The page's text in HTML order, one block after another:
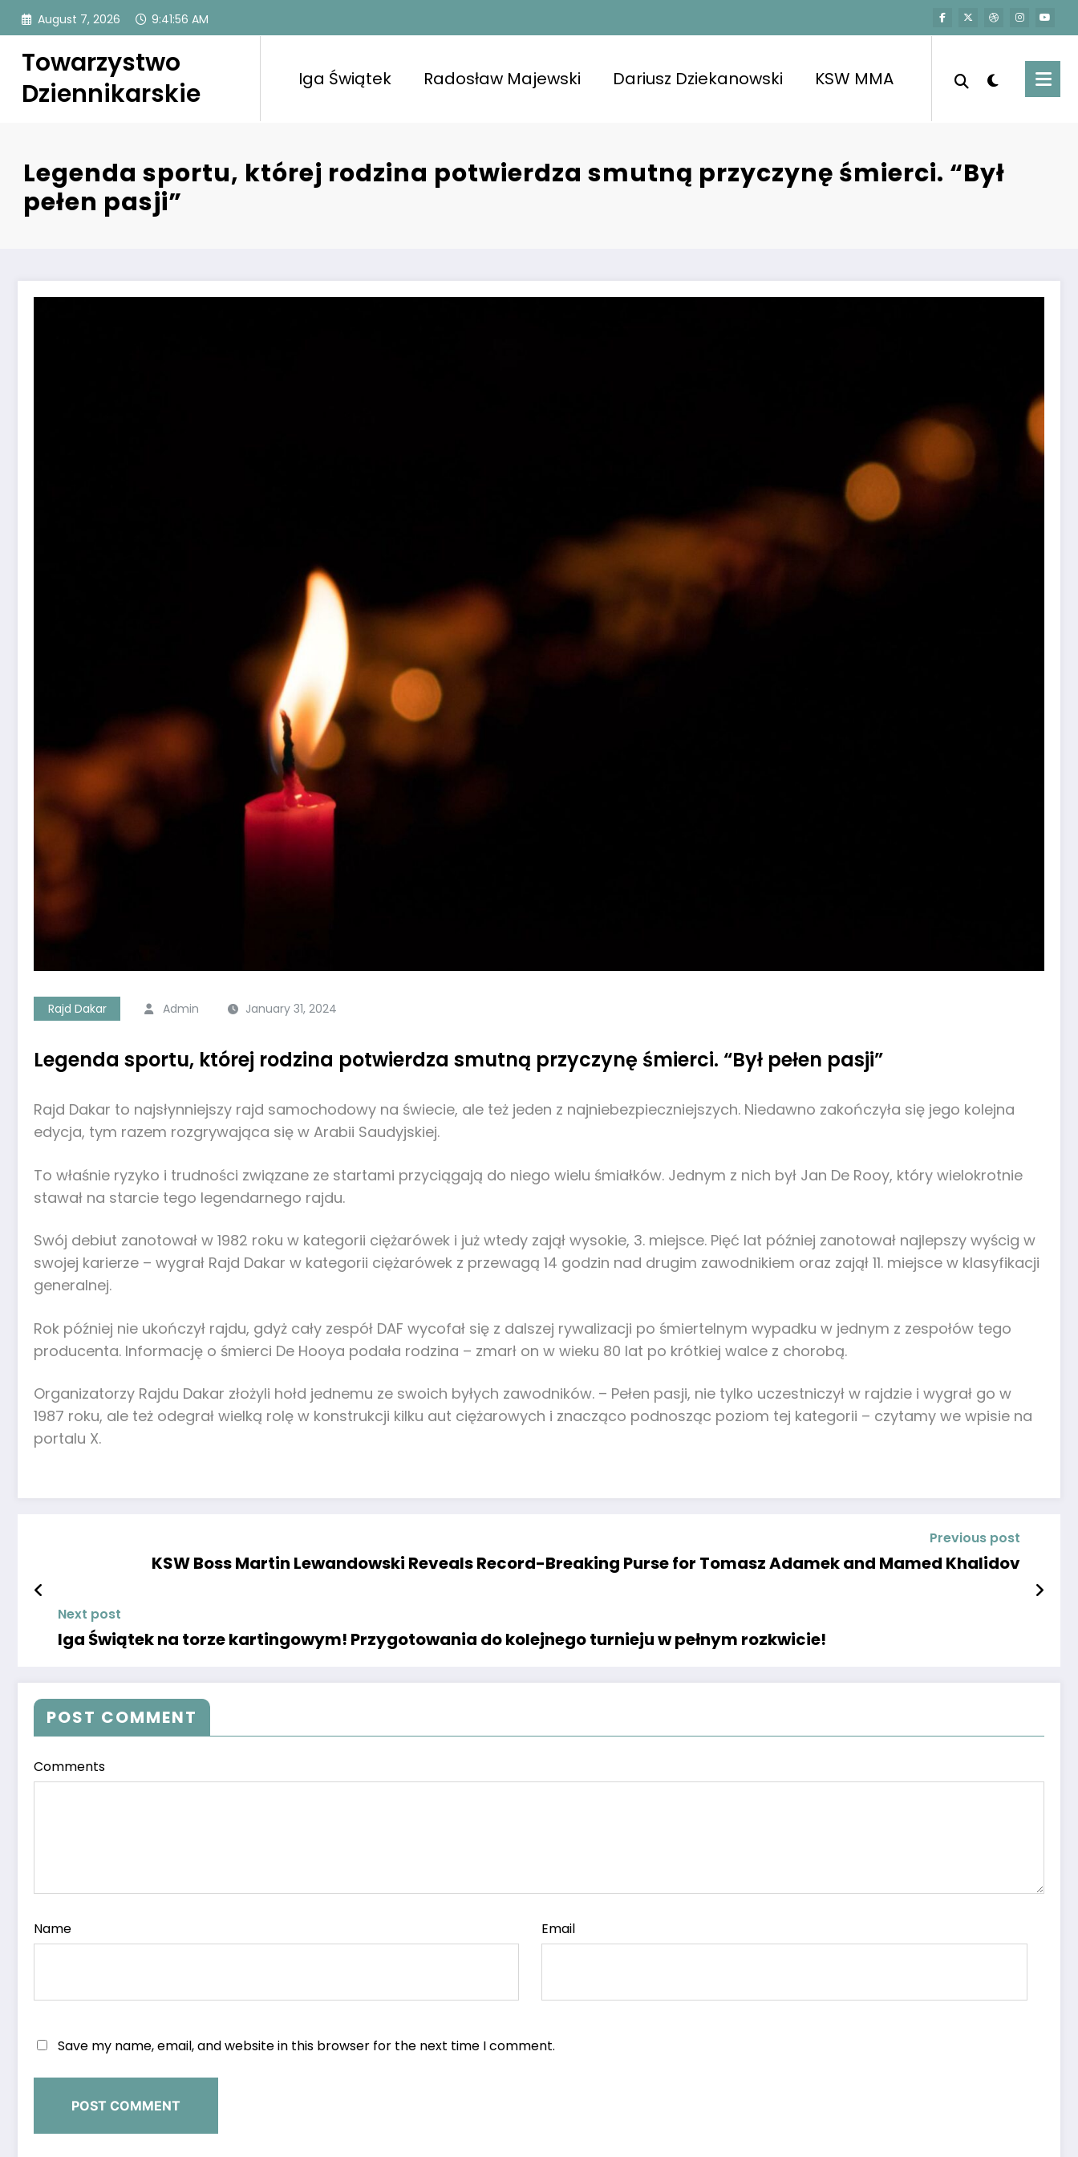
Skip
content
August 7, 2026 9:41:57 AM
Towarzystwo
Dziennikarskie
Iga Świątek Radosław Majewski Dariusz Dziekanowski KSW MMA
Legenda sportu, której rodzina potwierdza smutną przyczynę śmierci. “Był
pełen pasji”
Rajd Dakar Admin January 31, 2024
Legenda sportu, której rodzina potwierdza smutną przyczynę śmierci. “Był pełen pasji”
Rajd Dakar to najsłynniejszy rajd samochodowy na świecie, ale też jeden z najniebezpieczniejszych. Niedawno zakończyła się jego kolejna
edycja, tym razem rozgrywająca się w Arabii Saudyjskiej.
To właśnie ryzyko i trudności związane ze startami przyciągają do niego wielu śmiałków. Jednym z nich był Jan De Rooy, który wielokrotnie
stawał na starcie tego legendarnego rajdu.
Swój debiut zanotował w 1982 roku w kategorii ciężarówek i już wtedy zajął wysokie, 3. miejsce. Pięć lat później zanotował najlepszy wyścig w
swojej karierze – wygrał Rajd Dakar w kategorii ciężarówek z przewagą 14 godzin nad drugim zawodnikiem oraz zajął 11. miejsce w klasyfikacji
generalnej.
Rok później nie ukończył rajdu, gdyż cały zespół DAF wycofał się z dalszej rywalizacji po śmiertelnym wypadku w jednym z zespołów tego
producenta. Informację o śmierci De Hooya podała rodzina – zmarł on w wieku 80 lat po krótkiej walce z chorobą.
Organizatorzy Rajdu Dakar złożyli hołd jednemu ze swoich byłych zawodników. – Pełen pasji, nie tylko uczestniczył w rajdzie i wygrał go w
1987 roku, ale też odegrał wielką rolę w konstrukcji kilku aut ciężarowych i znacząco podnosząc poziom tej kategorii – czytamy we wpisie na
portalu X.
Previous post
KSW Boss Martin Lewandowski Reveals Record-Breaking Purse for Tomasz Adamek and Mamed Khalidov
Next post
Iga Świątek na torze kartingowym! Przygotowania do kolejnego turnieju w pełnym rozkwicie!
POST COMMENT
Comments
Name Email
Save my name, email, and website in this browser for the next time I comment.